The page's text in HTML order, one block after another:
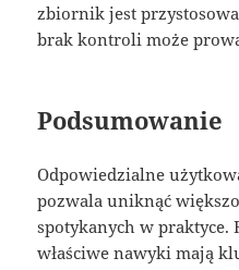
zbiornik jest
brak kontroli może
Podsumowanie
Odpowiedzialne
pozwala uniknąć
spotykanych w praktyce.
właściwe nawyki mają